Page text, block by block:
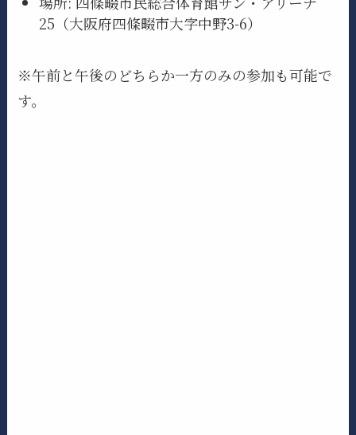
25（大阪府四條畷市大字中野3-6）
※午前と午後のどちらか一方のみの参加も可能で
す。